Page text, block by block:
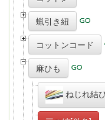
蝋引き紐
コットンコード
麻ひも
ねじれ結